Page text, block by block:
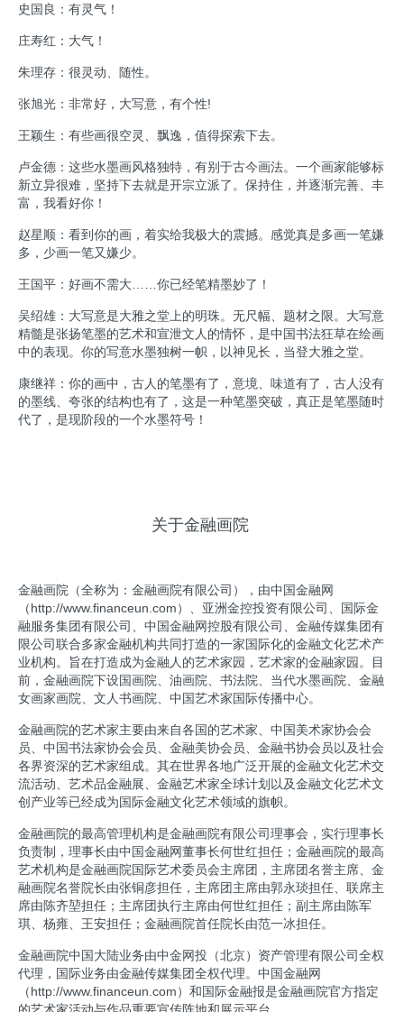
史国良：有灵气！
庄寿红：大气！
朱理存：很灵动、随性。
张旭光：非常好，大写意，有个性!
王颖生：有些画很空灵、飘逸，值得探索下去。
卢金德：这些水墨画风格独特，有别于古今画法。一个画家能够标
新立异很难，坚持下去就是开宗立派了。保持住，并逐渐完善、丰
富，我看好你！
赵星顺：看到你的画，着实给我极大的震撼。感觉真是多画一笔嫌
多，少画一笔又嫌少。
王国平：好画不需大……你已经笔精墨妙了！
吴绍雄：大写意是大雅之堂上的明珠。无尺幅、题材之限。大写意
精髓是张扬笔墨的艺术和宣泄文人的情怀，是中国书法狂草在绘画
中的表现。你的写意水墨独树一帜，以神见长，当登大雅之堂。
康继祥：你的画中，古人的笔墨有了，意境、味道有了，古人没有
的墨线、夸张的结构也有了，这是一种笔墨突破，真正是笔墨随时
代了，是现阶段的一个水墨符号！
关于金融画院
金融画院（全称为：金融画院有限公司），由中国金融网
（http://www.financeun.com）、亚洲金控投资有限公司、国际金
融服务集团有限公司、中国金融网控股有限公司、金融传媒集团有
限公司联合多家金融机构共同打造的一家国际化的金融文化艺术产
业机构。旨在打造成为金融人的艺术家园，艺术家的金融家园。目
前，金融画院下设国画院、油画院、书法院、当代水墨画院、金融
女画家画院、文人书画院、中国艺术家国际传播中心。
金融画院的艺术家主要由来自各国的艺术家、中国美术家协会会
员、中国书法家协会会员、金融美协会员、金融书协会员以及社会
各界资深的艺术家组成。其在世界各地广泛开展的金融文化艺术交
流活动、艺术品金融展、金融艺术家全球计划以及金融文化艺术文
创产业等已经成为国际金融文化艺术领域的旗帜。
金融画院的最高管理机构是金融画院有限公司理事会，实行理事长
负责制，理事长由中国金融网董事长何世红担任；金融画院的最高
艺术机构是金融画院国际艺术委员会主席团，主席团名誉主席、金
融画院名誉院长由张铜彦担任，主席团主席由郭永琰担任、联席主
席由陈齐堃担任；主席团执行主席由何世红担任；副主席由陈军
琪、杨雍、王安担任；金融画院首任院长由范一冰担任。
金融画院中国大陆业务由中金网投（北京）资产管理有限公司全权
代理，国际业务由金融传媒集团全权代理。中国金融网
（http://www.financeun.com）和国际金融报是金融画院官方指定